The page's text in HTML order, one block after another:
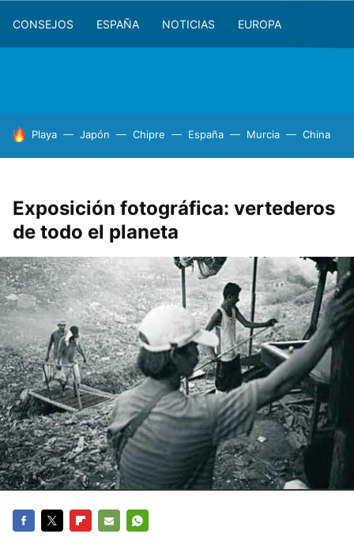
CONSEJOS ESPAÑA NOTICIAS EUROPA
HOY SE HABLA DE
Playa Japón Chipre España Murcia China
Exposición fotográfica: vertederos
de todo el planeta